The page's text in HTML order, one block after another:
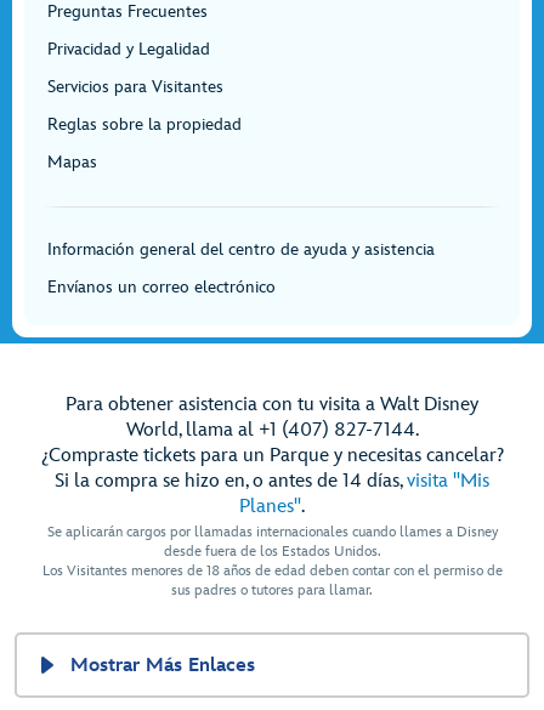
Preguntas Frecuentes
Privacidad y Legalidad
Servicios para Visitantes
Reglas sobre la propiedad
Mapas
Información general del centro de ayuda y asistencia
Envíanos un correo electrónico
Para obtener asistencia con tu visita a Walt Disney
World, llama al +1 (407) 827-7144.
¿Compraste tickets para un Parque y necesitas cancelar?
Si la compra se hizo en, o antes de 14 días,visita "Mis
Planes".
Se aplicarán cargos por llamadas internacionales cuando llames a Disney
desde fuera de los Estados Unidos.
Los Visitantes menores de 18 años de edad deben contar con el permiso de
sus padres o tutores para llamar.
Mostrar Más Enlaces